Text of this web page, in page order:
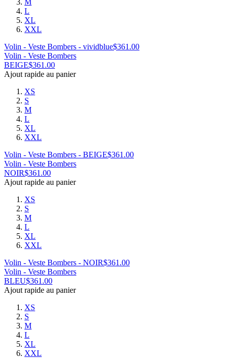
L
XL
XXL
Volin - Veste Bombers - vividblue$361.00
Volin - Veste Bombers
BEIGE$361.00
Ajout rapide au panier
XS
S
M
L
XL
XXL
Volin - Veste Bombers - BEIGE$361.00
Volin - Veste Bombers
NOIR$361.00
Ajout rapide au panier
XS
S
M
L
XL
XXL
Volin - Veste Bombers - NOIR$361.00
Volin - Veste Bombers
BLEU$361.00
Ajout rapide au panier
XS
S
M
L
XL
XXL